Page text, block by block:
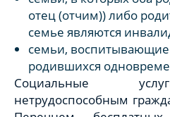
отец (отчим)) либо
семье являются
семьи, воспитывающие
родившихся
Социальные
нетрудоспособным